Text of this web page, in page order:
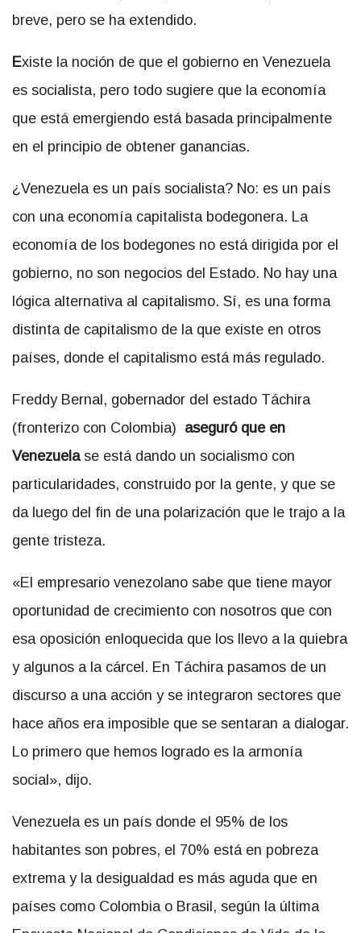
breve, pero se ha extendido.
Existe la noción de que el gobierno en Venezuela
es socialista, pero todo sugiere que la economía
que está emergiendo está basada principalmente
en el principio de obtener ganancias.
¿Venezuela es un país socialista? No: es un país
con una economía capitalista bodegonera. La
economía de los bodegones no está dirigida por el
gobierno, no son negocios del Estado. No hay una
lógica alternativa al capitalismo. Sí, es una forma
distinta de capitalismo de la que existe en otros
países, donde el capitalismo está más regulado.
Freddy Bernal, gobernador del estado Táchira
(fronterizo con Colombia) aseguró que en
Venezuela se está dando un socialismo con
particularidades, construido por la gente, y que se
da luego del fin de una polarización que le trajo a la
gente tristeza.
«El empresario venezolano sabe que tiene mayor
oportunidad de crecimiento con nosotros que con
esa oposición enloquecida que los llevo a la quiebra
y algunos a la cárcel. En Táchira pasamos de un
discurso a una acción y se integraron sectores que
hace años era imposible que se sentaran a dialogar.
Lo primero que hemos logrado es la armonía
social», dijo.
Venezuela es un país donde el 95% de los
habitantes son pobres, el 70% está en pobreza
extrema y la desigualdad es más aguda que en
países como Colombia o Brasil, según la última